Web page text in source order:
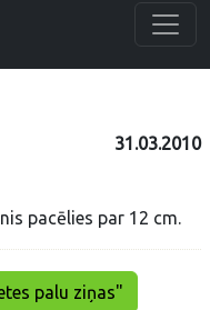
31.03.2010
pacēlies par 12 cm.
palu ziņas"